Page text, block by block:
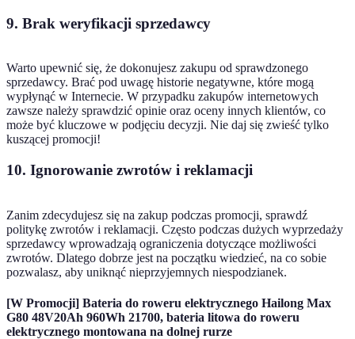
9. Brak weryfikacji sprzedawcy
Warto upewnić się, że dokonujesz zakupu od sprawdzonego
sprzedawcy. Brać pod uwagę historie negatywne, które mogą
wypłynąć w Internecie. W przypadku zakupów internetowych
zawsze należy sprawdzić opinie oraz oceny innych klientów, co
może być kluczowe w podjęciu decyzji. Nie daj się zwieść tylko
kuszącej promocji!
10. Ignorowanie zwrotów i reklamacji
Zanim zdecydujesz się na zakup podczas promocji, sprawdź
politykę zwrotów i reklamacji. Często podczas dużych wyprzedaży
sprzedawcy wprowadzają ograniczenia dotyczące możliwości
zwrotów. Dlatego dobrze jest na początku wiedzieć, na co sobie
pozwalasz, aby uniknąć nieprzyjemnych niespodzianek.
[W Promocji] Bateria do roweru elektrycznego Hailong Max
G80 48V20Ah 960Wh 21700, bateria litowa do roweru
elektrycznego montowana na dolnej rurze